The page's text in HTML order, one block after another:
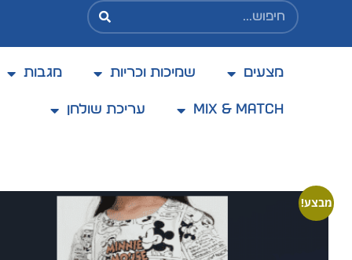
מצעים שמיכות וכריות מגבות
Mix & Match עריכת שולחן
מבצע!